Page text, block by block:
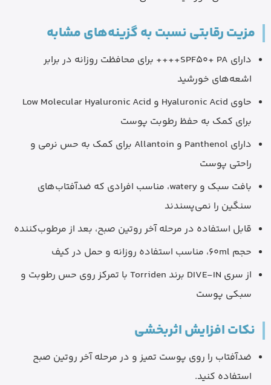
مزیت رقابتی نسبت به گزینه‌های مشابه
دارای SPF50+ PA++++ برای محافظت روزانه در برابر
اشعه‌های خورشید
حاوی Hyaluronic Acid و Low Molecular Hyaluronic Acid
برای کمک به حفظ رطوبت پوست
دارای Panthenol و Allantoin برای کمک به حس نرمی و
راحتی پوست
بافت سبک و watery، مناسب افرادی که ضدآفتاب‌های
سنگین را نمی‌پسندند
قابل استفاده در مرحله آخر روتین صبح، بعد از مرطوب‌کننده
حجم 60ml، مناسب استفاده روزانه و حمل در کیف
از سری DIVE-IN برند Torriden با تمرکز روی حس رطوبت و
سبکی پوست
نکات افزایش اثربخشی
ضدآفتاب را روی پوست تمیز و در مرحله آخر روتین صبح
استفاده کنید.